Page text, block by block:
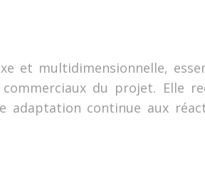
et multidimensionnelle,
du projet. Elle
adaptation continue aux